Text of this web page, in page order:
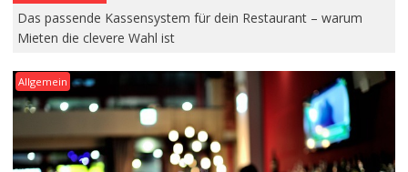
Das passende Kassensystem für dein Restaurant – warum
Mieten die clevere Wahl ist
Allgemein